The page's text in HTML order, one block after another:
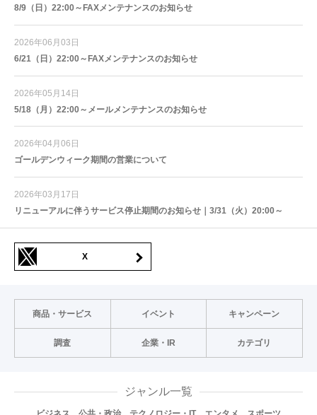
8/9（日）22:00～FAXメンテナンスのお知らせ
2026年06月03日
6/21（日）22:00～FAXメンテナンスのお知らせ
2026年05月14日
5/18（月）22:00～メールメンテナンスのお知らせ
2026年04月06日
ゴールデンウィーク期間の営業について
2026年03月17日
リニューアルに伴うサービス停止期間のお知らせ｜3/31（火）20:00～
X
商品・サービス イベント キャンペーン
調査 企業・IR カテゴリ
ジャンル一覧